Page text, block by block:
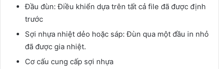
Đầu đùn: Điều khiển dựa trên tất cả file đã được định
trước
Sợi nhựa nhiệt dẻo hoặc sáp: Đùn qua một đầu in nhỏ
đã được gia nhiệt.
Cơ cấu cung cấp sợi nhựa